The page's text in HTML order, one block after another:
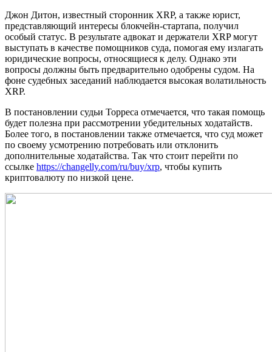
Джон Дитон, известный сторонник XRP, а также юрист,
представляющий интересы блокчейн-стартапа, получил
особый статус. В результате адвокат и держатели XRP могут
выступать в качестве помощников суда, помогая ему излагать
юридические вопросы, относящиеся к делу. Однако эти
вопросы должны быть предварительно одобрены судом. На
фоне судебных заседаний наблюдается высокая волатильность
XRP.
В постановлении судьи Торреса отмечается, что такая помощь
будет полезна при рассмотрении убедительных ходатайств.
Более того, в постановлении также отмечается, что суд может
по своему усмотрению потребовать или отклонить
дополнительные ходатайства. Так что стоит перейти по
ссылке https://changelly.com/ru/buy/xrp, чтобы купить
криптовалюту по низкой цене.